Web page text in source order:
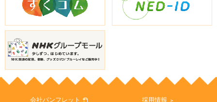
会社パンフレット 採用情報